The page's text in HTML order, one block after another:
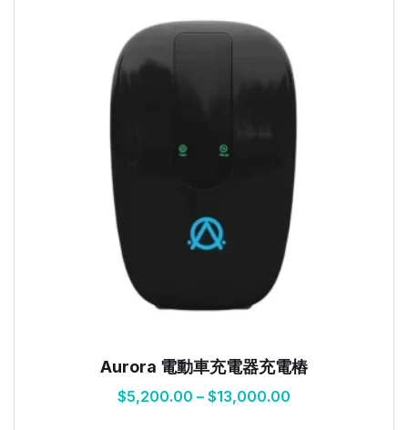
Aurora 電動車充電器充電樁
$5,200.00 – $13,000.00